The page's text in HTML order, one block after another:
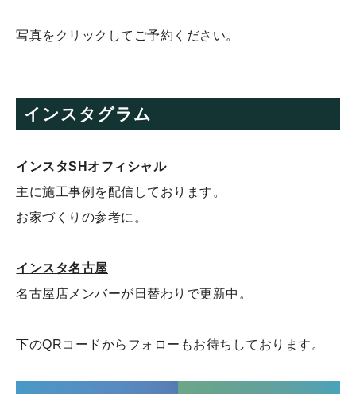
写真をクリックしてご予約ください。
インスタグラム
インスタSHオフィシャル
主に施工事例を配信しております。
お家づくりの参考に。
インスタ名古屋
名古屋店メンバーが日替わりで更新中。
下のQRコードからフォローもお待ちしております。